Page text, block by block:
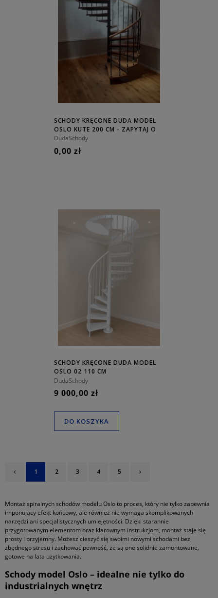
SCHODY KRĘCONE DUDA MODEL
OSLO KUTE 200 CM - ZAPYTAJ O
CENĘ!
DudaSchody
0,00 zł
SCHODY KRĘCONE DUDA MODEL
OSLO 02 110 CM
DudaSchody
9 000,00 zł
DO KOSZYKA
1 2 3 4 5
Montaż spiralnych schodów modelu Oslo to proces, który nie tylko zapewnia
imponujący efekt końcowy, ale również nie wymaga skomplikowanych
narzędzi ani specjalistycznych umiejętności. Dzięki starannie
przygotowanym elementom oraz klarownym instrukcjom, montaż staje się
prosty i przyjemny. Możesz cieszyć się swoimi nowymi schodami bez
zbędnego stresu i zachować pewność, że są one solidnie zamontowane,
gotowe na lata użytkowania.
Schody model Oslo – idealne nie tylko do
industrialnych wnętrz